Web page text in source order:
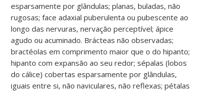
esparsamente por glândulas; planas, buladas, não
rugosas; face adaxial puberulenta ou pubescente ao
longo das nervuras, nervação perceptível; ápice
agudo ou acuminado. Brácteas não observadas;
bractéolas em comprimento maior que o do hipanto;
hipanto com expansão ao seu redor; sépalas (lobos
do cálice) cobertas esparsamente por glândulas,
iguais entre si, não naviculares, não reflexas; pétalas